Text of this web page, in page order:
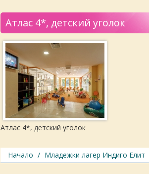
Атлас 4*, детский уголок
Атлас 4*, детский уголок
Начало / Младежки лагер Индиго Елит